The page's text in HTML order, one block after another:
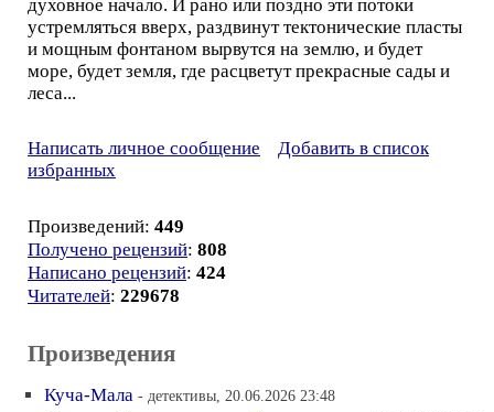
духовное начало. И рано или поздно эти потоки
устремляться вверх, раздвинут тектонические пласты
и мощным фонтаном вырвутся на землю, и будет
море, будет земля, где расцветут прекрасные сады и
леса...
Написать личное сообщение
Добавить в список
избранных
Произведений: 449
Получено рецензий: 808
Написано рецензий: 424
Читателей: 229678
Произведения
Куча-Мала - детективы, 20.06.2026 23:48